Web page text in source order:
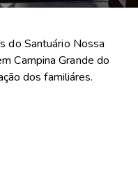
do Santuário Nossa
Campina Grande do
dos familiáres.